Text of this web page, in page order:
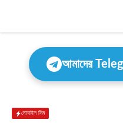
Menu
আমাদের
মোবাইল সিম